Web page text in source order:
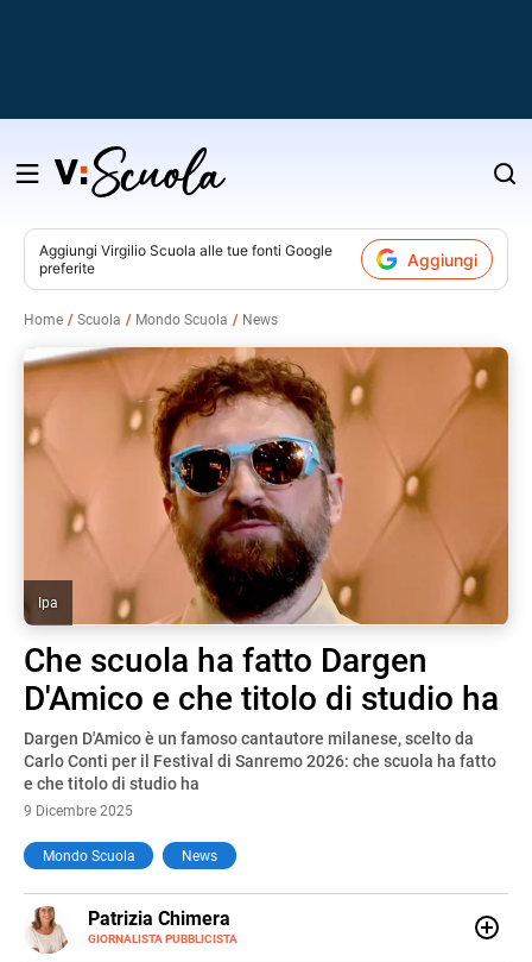
Salta
contenuto
Aggiungi Virgilio Scuola alle tue fonti Google
preferite
Aggiungi
Home Scuola Mondo Scuola News
Ipa
Che scuola ha fatto Dargen
D'Amico e che titolo di studio ha
Dargen D'Amico è un famoso cantautore milanese, scelto da
Carlo Conti per il Festival di Sanremo 2026: che scuola ha fatto
e che titolo di studio ha
9 Dicembre 2025
Mondo Scuola News
Patrizia Chimera
GIORNALISTA PUBBLICISTA
E-
MAIL
LINKEDIN